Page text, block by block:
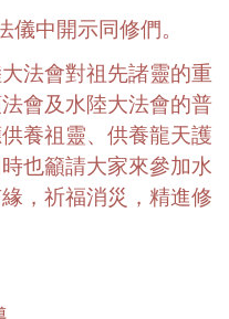
儀中開示同修們。
法會對祖先諸靈的重
會及水陸大法會的普
養祖靈、供養龍天護
也籲請大家來參加水
，祈福消災，精進修